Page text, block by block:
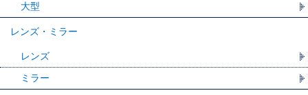
大型
レンズ・ミラー
レンズ
ミラー